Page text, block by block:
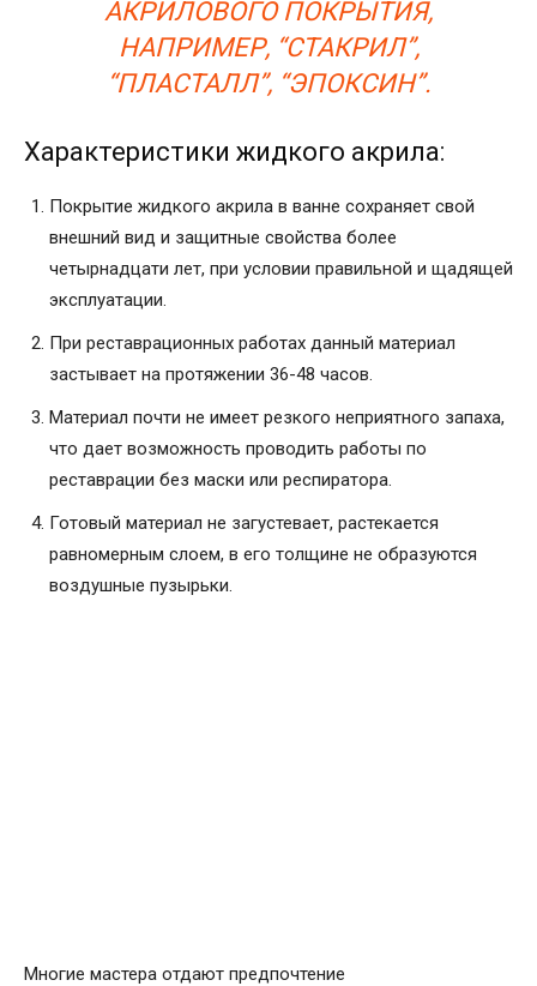
АКРИЛОВОГО ПОКРЫТИЯ,
НАПРИМЕР, “СТАКРИЛ”,
“ПЛАСТАЛЛ”, “ЭПОКСИН”.
Характеристики жидкого акрила:
Покрытие жидкого акрила в ванне сохраняет свой
внешний вид и защитные свойства более
четырнадцати лет, при условии правильной и щадящей
эксплуатации.
При реставрационных работах данный материал
застывает на протяжении 36-48 часов.
Материал почти не имеет резкого неприятного запаха,
что дает возможность проводить работы по
реставрации без маски или респиратора.
Готовый материал не загустевает, растекается
равномерным слоем, в его толщине не образуются
воздушные пузырьки.
Многие мастера отдают предпочтение